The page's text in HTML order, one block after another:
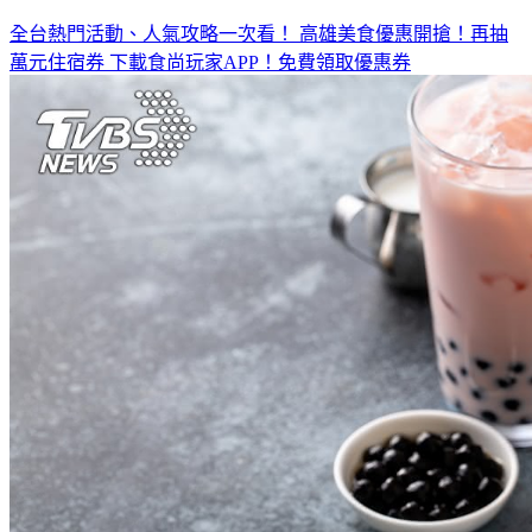
全台熱門活動、人氣攻略一次看！ 高雄美食優惠開搶！再抽
萬元住宿券 下載食尚玩家APP！免費領取優惠券